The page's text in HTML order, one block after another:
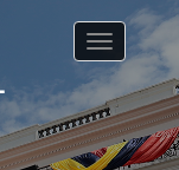
Toggle